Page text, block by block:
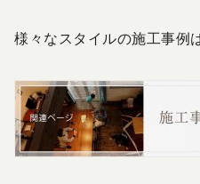
様々なスタイルの施工事例